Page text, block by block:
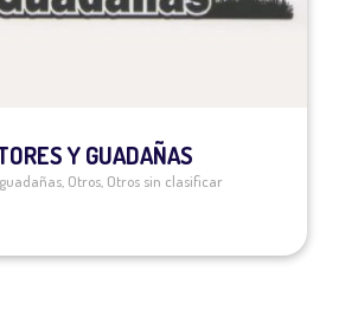
Y GUADAÑAS
, Otros, Otros sin clasificar